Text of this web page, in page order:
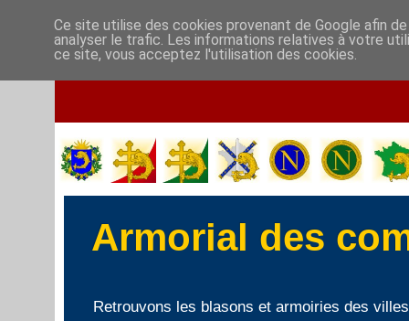
Armorial des
Retrouvons les blasons et armoiries des
Ce site utilise des cookies provenant de Google afin
analyser le trafic. Les informations relatives à votre
ce site, vous acceptez l'utilisation des cookies.